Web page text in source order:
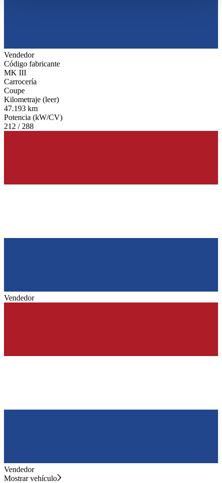
Vendedor
Código fabricante
MK III
Carrocería
Coupe
Kilometraje (leer)
47.193 km
Potencia (kW/CV)
212 / 288
Vendedor
Vendedor
Mostrar vehículo